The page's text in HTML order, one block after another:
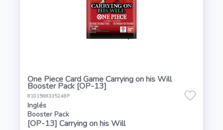
One Piece Card Game Carrying on his Will
Booster Pack [OP-13]
810158833524BP
Inglés
Booster Pack
[OP-13] Carrying on his Will